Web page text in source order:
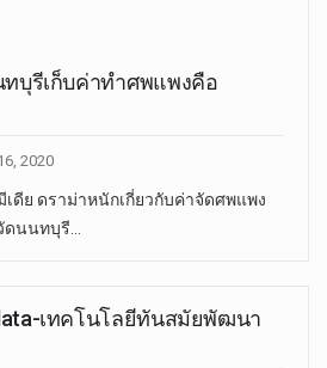
บุรีเก็บค่าทำศพแพงคือ
2020
ดราม่าหนักเกี่ยวกับค่าจัดศพแพง
นนทบุรี…
เทคโนโลยีทันสมัยพัฒนา